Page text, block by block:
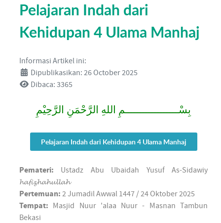
Pelajaran Indah dari
Kehidupan 4 Ulama Manhaj
Informasi Artikel ini:
Dipublikasikan: 26 October 2025
Dibaca: 3365
بِسْــــــــــــــــــمِ اللهِ الرَّحْمَنِ الرَّحِيْمِ
Pelajaran Indah dari Kehidupan 4 Ulama Manhaj
Pemateri: Ustadz Abu Ubaidah Yusuf As-Sidawiy
𝓱𝓪𝓯𝓲𝔃𝓱𝓪𝓱𝓾𝓵𝓵𝓪𝓱
Pertemuan: 2 Jumadil Awwal 1447 / 24 Oktober 2025
Tempat: Masjid Nuur 'alaa Nuur - Masnan Tambun
Bekasi